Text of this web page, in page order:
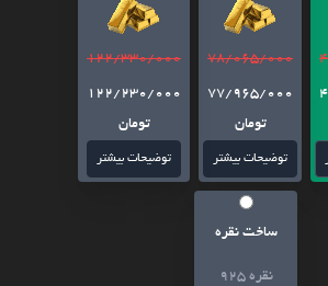
78/065/000
77/965/000
تومان
توضیحات بیشتر
122/330/000
122/230/000
تومان
توضیحات بیشتر
ساخت نقره
نقره 925